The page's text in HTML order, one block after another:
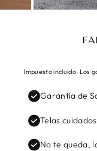
Impuesto incluido. Los
Garantía de
Telas
No te queda,